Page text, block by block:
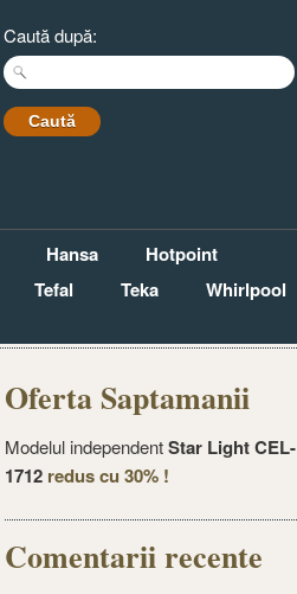
Caută după:
Hansa
Hotpoint
Tefal Teka
Whirlpool
Oferta Saptamanii
Modelul independentStar Light CEL-
1712 redus cu 30% !
Comentarii recente